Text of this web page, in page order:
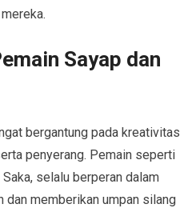
Sayap dan
bergantung pada kreativitas
penyerang. Pemain seperti
selalu berperan dalam
dan memberikan umpan silang